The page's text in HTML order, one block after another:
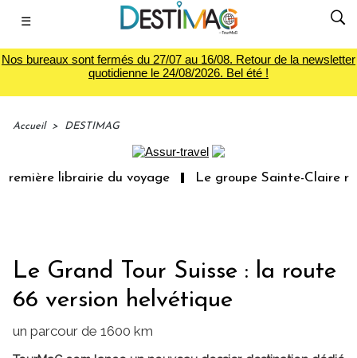
☰
Nos bureaux sont fermés du 27/07 au 16/08. Retour de la newsletter
quotidienne le 24/08/2026. Bel été !
Accueil > DESTIMAG
librairie du voyage Le groupe Sainte-Claire
Le Grand Tour Suisse : la route
66 version helvétique
un parcour de 1600 km